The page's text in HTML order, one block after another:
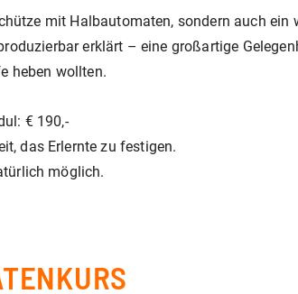
mit Halbautomaten, sondern auch ein
erklärt – eine großartige
heben wollten.
€ 190,-
das Erlernte zu festigen.
möglich.